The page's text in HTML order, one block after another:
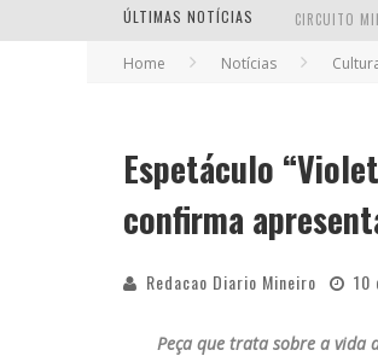
ÚLTIMAS NOTÍCIAS
MILTON
Home Notícias
Espetáculo
confirma
Redacao Diario Mineiro 10
Peça que trata sobre a vida